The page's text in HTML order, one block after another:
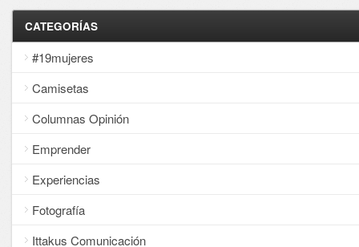
CATEGORÍAS
#19mujeres
Camisetas
Columnas Opinión
Emprender
Experiencias
Fotografía
Ittakus Comunicación